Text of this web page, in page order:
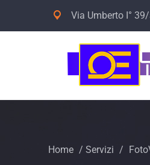
Via Umberto I°
Home / Servizi /